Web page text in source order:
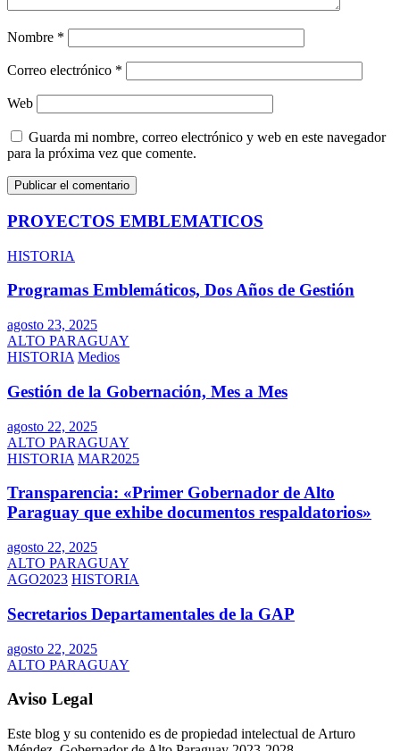
Nombre *
Correo electrónico *
Web
Guarda mi nombre, correo electrónico y web en este navegador
para la próxima vez que comente.
PROYECTOS EMBLEMATICOS
HISTORIA
Programas Emblemáticos, Dos Años de Gestión
agosto 23, 2025
ALTO PARAGUAY
HISTORIA Medios
Gestión de la Gobernación, Mes a Mes
agosto 22, 2025
ALTO PARAGUAY
HISTORIA MAR2025
Transparencia: «Primer Gobernador de Alto
Paraguay que exhibe documentos respaldatorios»
agosto 22, 2025
ALTO PARAGUAY
AGO2023 HISTORIA
Secretarios Departamentales de la GAP
agosto 22, 2025
ALTO PARAGUAY
Aviso Legal
Este blog y su contenido es de propiedad intelectual de Arturo